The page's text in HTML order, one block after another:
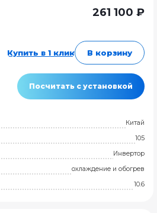
261 100 ₽
Купить в 1 клик В корзину
Посчитать с установкой
Китай
105
Инвертор
охлаждение и обогрев
10.6